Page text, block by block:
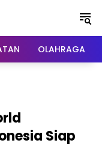
OLAHRAGA
Siap